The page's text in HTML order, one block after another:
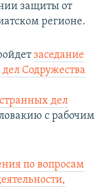
защиты от
регионе.
заседание
Содружества
дел
с рабочим
по вопросам